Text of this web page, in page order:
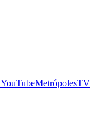
YouTubeMetrópolesTV